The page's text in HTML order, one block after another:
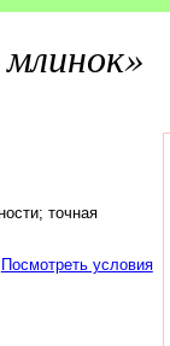
точная
Посмотреть условия